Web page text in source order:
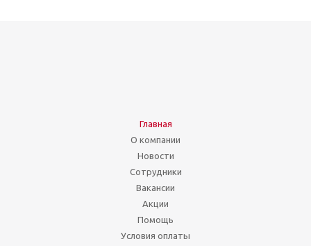
Главная
О компании
Новости
Сотрудники
Вакансии
Акции
Помощь
Условия оплаты